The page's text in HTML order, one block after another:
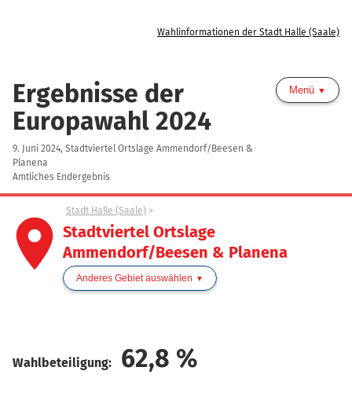
Wahlinformationen der Stadt Halle (Saale)
Ergebnisse der
Europawahl 2024
9. Juni 2024, Stadtviertel Ortslage Ammendorf/Beesen &
Planena
Amtliches Endergebnis
Menü
place
Stadt Halle (Saale)
Stadtviertel Ortslage
Ammendorf/Beesen & Planena
Anderes Gebiet auswählen
Wahlbeteiligung: 62,8 %